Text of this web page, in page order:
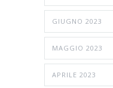
GIUGNO 2023
MAGGIO 2023
APRILE 2023